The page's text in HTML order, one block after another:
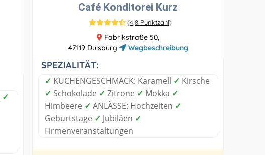
✓
Café Konditorei Kurz
(4,8 Punktzahl)
Fabrikstraße 50,
47119 Duisburg
Wegbeschreibung
SPEZIALITÄT:
✓ KUCHENGESCHMACK: Karamell ✓ Kirsche
✓ Schokolade ✓ Zitrone ✓ Mokka ✓
Himbeere ✓ ANLÄSSE: Hochzeiten ✓
Geburtstage ✓ Jubiläen ✓
Firmenveranstaltungen